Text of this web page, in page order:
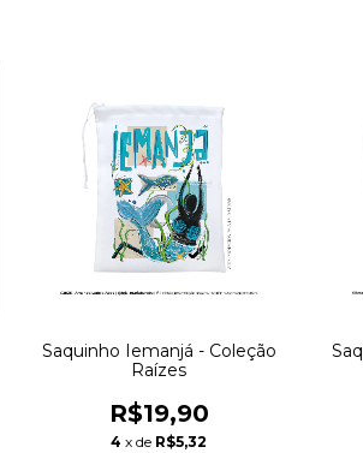
Saquinho Iemanjá - Coleção
Raízes
R$19,90
4 x de R$5,32